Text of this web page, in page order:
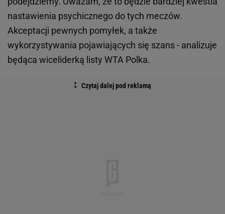
nastawienia psychicznego do tych meczów.
Akceptacji pewnych pomyłek, a także
wykorzystywania pojawiających się szans - analizuje
będąca wiceliderką listy WTA Polka.